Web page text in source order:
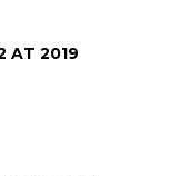
AT 2019